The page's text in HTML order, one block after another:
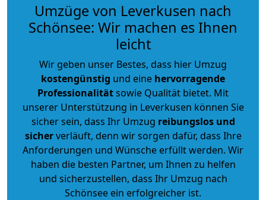
Umzüge von Leverkusen nach
Schönsee: Wir machen es Ihnen
leicht
Wir geben unser Bestes, dass hier Umzug
kostengünstig und eine hervorragende
Professionalitätsowie Qualität bietet. Mit
unserer Unterstützung in Leverkusen können Sie
sicher sein, dass Ihr Umzug reibungslos und
sicherverläuft, denn wir sorgen dafür, dass Ihre
Anforderungen und Wünsche erfüllt werden. Wir
haben die besten Partner, um Ihnen zu helfen
und sicherzustellen, dass Ihr Umzug nach
Schönsee ein erfolgreicher ist.